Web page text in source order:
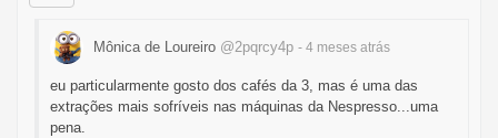
Mônica de Loureiro @2pqrcy4p - 4 meses atrás
eu particularmente gosto dos cafés da 3, mas é uma das
extrações mais sofríveis nas máquinas da Nespresso...uma
pena.